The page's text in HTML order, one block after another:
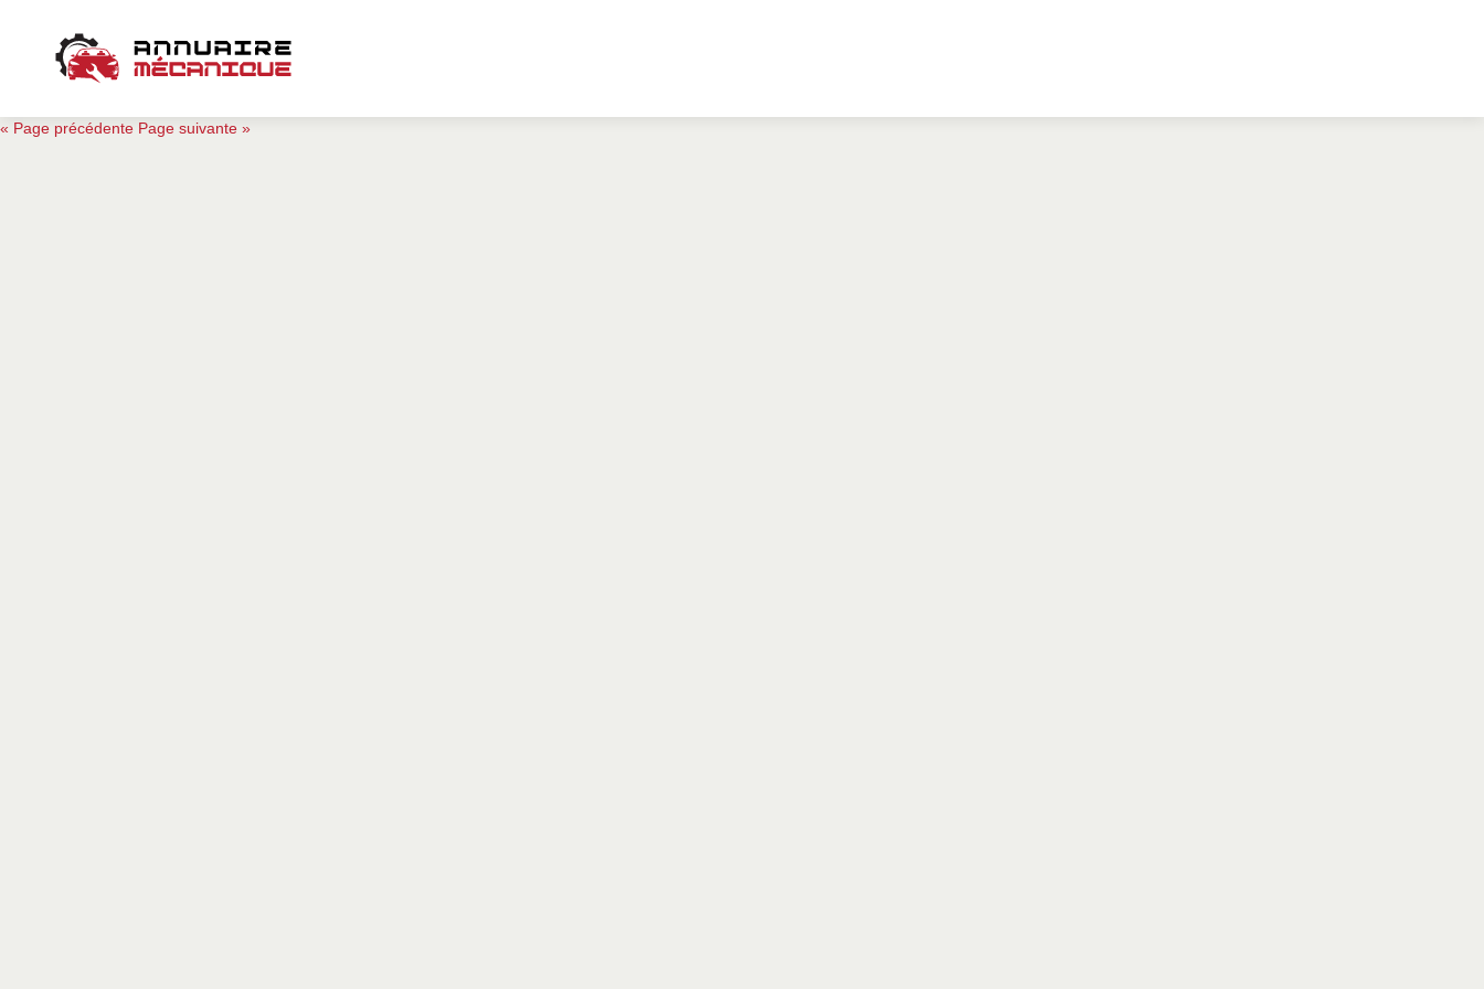
« Page précédente Page suivante »